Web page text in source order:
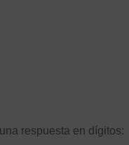
respuesta en dígitos: